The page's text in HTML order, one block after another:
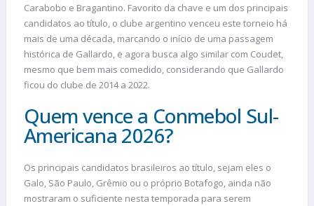
Carabobo e Bragantino. Favorito da chave e um dos principais
candidatos ao título, o clube argentino venceu este torneio há
mais de uma década, marcando o início de uma passagem
histórica de Gallardo, e agora busca algo similar com Coudet,
mesmo que bem mais comedido, considerando que Gallardo
ficou do clube de 2014 a 2022.
Quem vence a Conmebol Sul-
Americana 2026?
Os principais candidatos brasileiros ao título, sejam eles o
Galo, São Paulo, Grêmio ou o próprio Botafogo, ainda não
mostraram o suficiente nesta temporada para serem